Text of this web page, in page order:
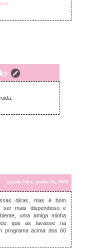
feira, junho 24, 2020
quarta-feira, junho 24, 2020
dicas, mas é bom
ser mais dispendioso e
uma amiga minha
que as lavasse na
programa acima dos 60